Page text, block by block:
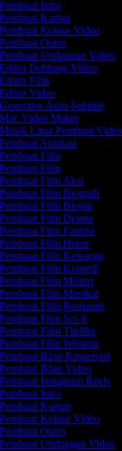
Intro
Kartun
Kolase Video
Outro
Undangan Video
Dubbing Video
Film
Video
Auto-Subtitle
Video Maker
Latar Pembuat Video
Animasi
Film
Film
Film Aksi
Film Biografi
Film Biopik
Film Drama
Film Fantasi
Film Horor
Film Keluarga
Film Komedi
Film Misteri
Film Musikal
Film Romantis
Film Sci-fi
Film Thriller
Film Western
Iklan Komersial
Iklan Video
Instagram Reels
Intro
Kartun
Kolase Video
Outro
Undangan Video